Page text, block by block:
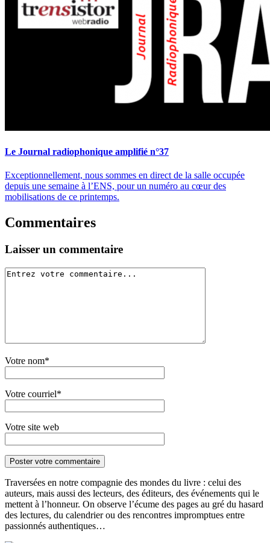
Le Journal radiophonique amplifié n°37
Exceptionnellement, nous sommes en direct de la salle occupée
depuis une semaine à l’ENS, pour un numéro au cœur des
mobilisations de ce printemps.
Commentaires
Laisser un commentaire
Votre nom*
Votre courriel*
Votre site web
Traversées en notre compagnie des mondes du livre : celui des
auteurs, mais aussi des lecteurs, des éditeurs, des événements qui le
mettent à l’honneur. On observe l’écume des pages au gré du hasard
des lectures, du calendrier ou des rencontres impromptues entre
passionnés authentiques…